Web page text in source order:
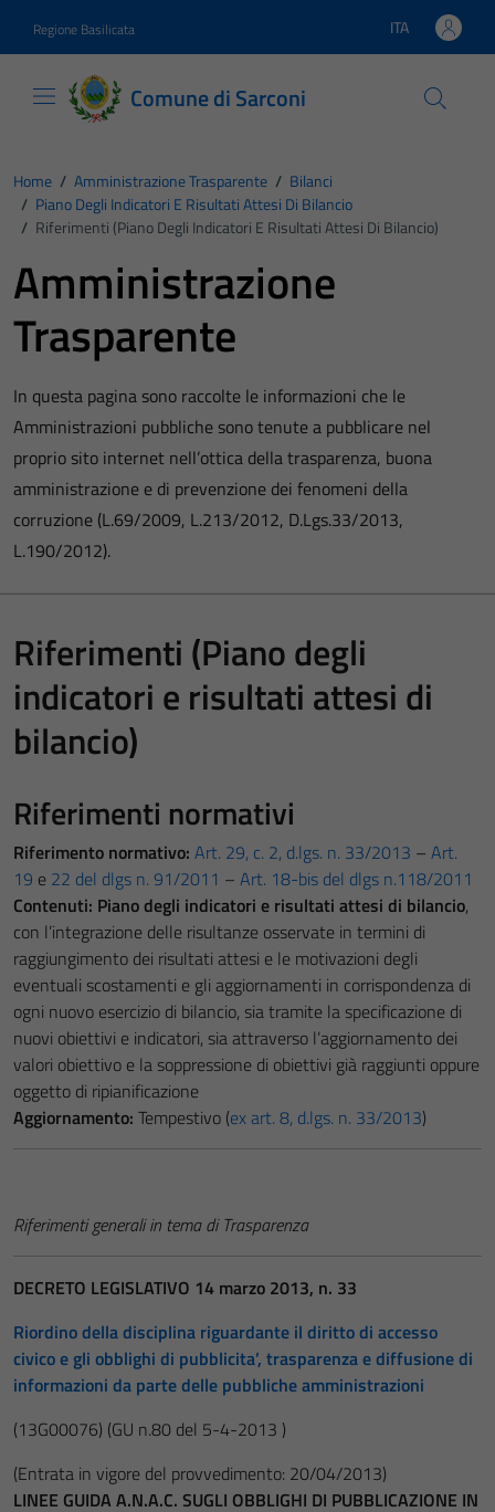
Regione Basilicata Lingua attiva:
ITA
Comune di Sarconi
Home / Amministrazione Trasparente / Bilanci
/ Piano Degli Indicatori E Risultati Attesi Di Bilancio
/ Riferimenti (Piano Degli Indicatori E Risultati Attesi Di Bilancio)
Amministrazione
Trasparente
In questa pagina sono raccolte le informazioni che le
Amministrazioni pubbliche sono tenute a pubblicare nel
proprio sito internet nell’ottica della trasparenza, buona
amministrazione e di prevenzione dei fenomeni della
corruzione (L.69/2009, L.213/2012, D.Lgs.33/2013,
L.190/2012).
Riferimenti (Piano degli
indicatori e risultati attesi di
bilancio)
Riferimenti normativi
Riferimento normativo: Art. 29, c. 2, d.lgs. n. 33/2013 – Art.
19 e 22 del dlgs n. 91/2011 – Art. 18-bis del dlgs n.118/2011
Contenuti: Piano degli indicatori e risultati attesi di bilancio,
con l’integrazione delle risultanze osservate in termini di
raggiungimento dei risultati attesi e le motivazioni degli
eventuali scostamenti e gli aggiornamenti in corrispondenza di
ogni nuovo esercizio di bilancio, sia tramite la specificazione di
nuovi obiettivi e indicatori, sia attraverso l’aggiornamento dei
valori obiettivo e la soppressione di obiettivi già raggiunti oppure
oggetto di ripianificazione
Aggiornamento: Tempestivo (ex art. 8, d.lgs. n. 33/2013)
Riferimenti generali in tema di Trasparenza
DECRETO LEGISLATIVO 14 marzo 2013, n. 33
Riordino della disciplina riguardante il diritto di accesso
civico e gli obblighi di pubblicita’, trasparenza e diffusione di
informazioni da parte delle pubbliche amministrazioni
(13G00076) (GU n.80 del 5-4-2013 )
(Entrata in vigore del provvedimento: 20/04/2013)
LINEE GUIDA A.N.A.C. SUGLI OBBLIGHI DI PUBBLICAZIONE IN